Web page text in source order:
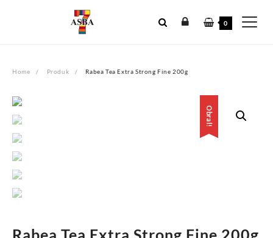
0
Obral!
Home Produk Rabea Tea Extra Strong Fine 200g
Rabea Tea Extra Strong Fine 200g
Obral!